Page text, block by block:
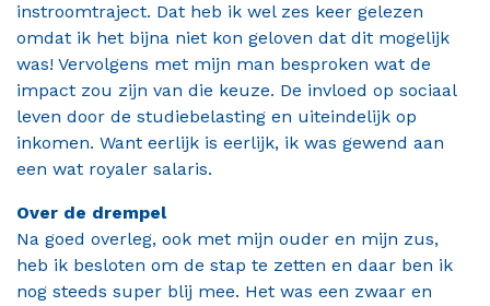
instroomtraject. Dat heb ik wel zes keer gelezen
omdat ik het bijna niet kon geloven dat dit mogelijk
was! Vervolgens met mijn man besproken wat de
impact zou zijn van die keuze. De invloed op sociaal
leven door de studiebelasting en uiteindelijk op
inkomen. Want eerlijk is eerlijk, ik was gewend aan
een wat royaler salaris.
Over de drempel
Na goed overleg, ook met mijn ouder en mijn zus,
heb ik besloten om de stap te zetten en daar ben ik
nog steeds super blij mee. Het was een zwaar en